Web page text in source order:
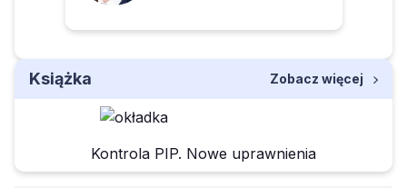
Książka Zobacz więcej
Kontrola PIP. Nowe uprawnienia